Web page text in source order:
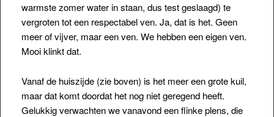
warmste zomer water in staan, dus test geslaagd) te
vergroten tot een respectabel ven. Ja, dat is het. Geen
meer of vijver, maar een ven. We hebben een eigen ven.
Mooi klinkt dat.
Vanaf de huiszijde (zie boven) is het meer een grote kuil,
maar dat komt doordat het nog niet geregend heeft.
Gelukkig verwachten we vanavond een flinke plens, die